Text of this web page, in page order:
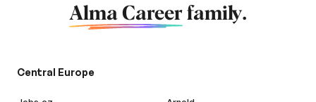
Alma Career family.
Central Europe